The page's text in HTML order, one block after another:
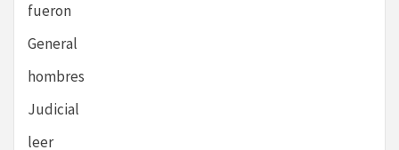
fueron
General
hombres
Judicial
leer